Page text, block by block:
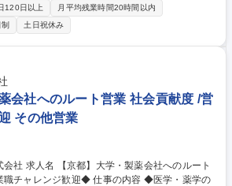
ルート立案・実験)、評価結果に基づく構造最適
合物デザイン:活性・物性・
合物の分子設計(AI・SBDD活用含む) 2.有機合
実験の実施、構造解析、スケールアップ検討
結果の解析とデザインへのフィードバック 4.特
等 ※対象領域:免疫、神経、感染症等。新規モ
化学研究者】プラ
海外売上比率上昇に注力
120日以上
月平均残業時間20時間以内
土日祝休み
会社へのルート営業 社会貢献度 /営
その他営業
へのルート
迎◆ 仕事の内容 ◆医学・薬学の